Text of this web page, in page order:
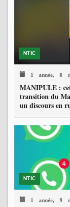
NTIC
1 année, 8
MANIPULE :
transition du
un discours en
NTIC
1 année, 9